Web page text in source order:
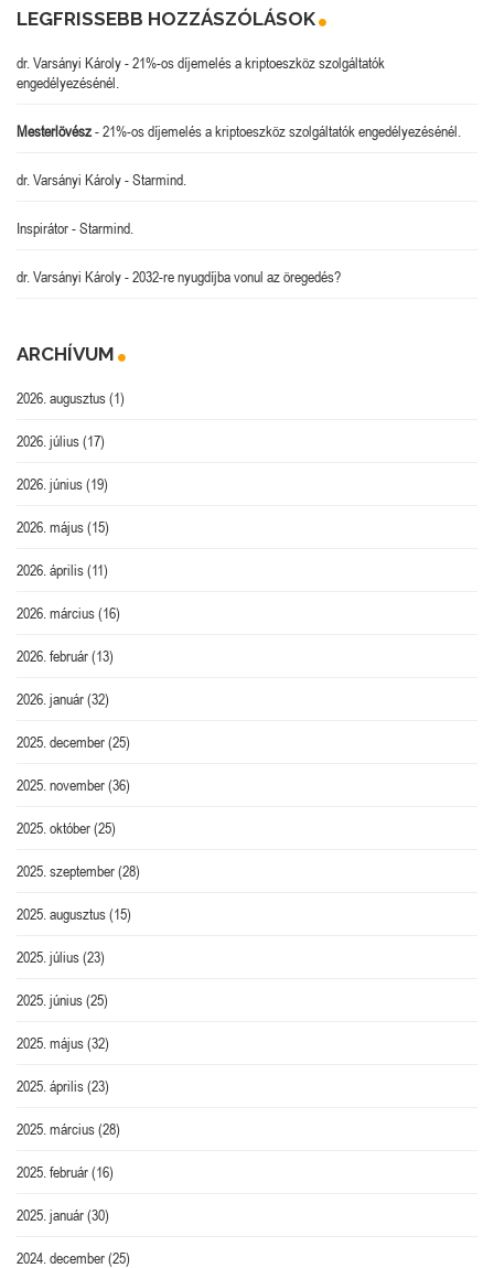
LEGFRISSEBB HOZZÁSZÓLÁSOK
dr. Varsányi Károly-21%-os díjemelés a kriptoeszköz szolgáltatók
engedélyezésénél.
Mesterlövész-21%-os díjemelés a kriptoeszköz szolgáltatók engedélyezésénél.
dr. Varsányi Károly-Starmind.
Inspirátor-Starmind.
dr. Varsányi Károly-2032-re nyugdíjba vonul az öregedés?
ARCHÍVUM
2026. augusztus(1)
2026. július(17)
2026. június(19)
2026. május(15)
2026. április(11)
2026. március(16)
2026. február(13)
2026. január(32)
2025. december(25)
2025. november(36)
2025. október(25)
2025. szeptember(28)
2025. augusztus(15)
2025. július(23)
2025. június(25)
2025. május(32)
2025. április(23)
2025. március(28)
2025. február(16)
2025. január(30)
2024. december(25)